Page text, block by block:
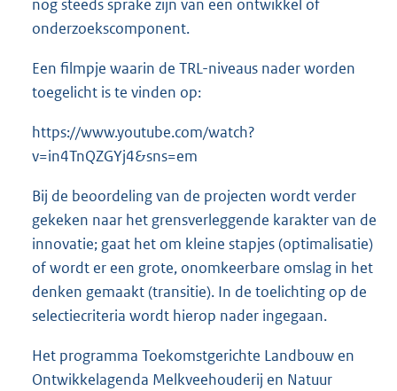
nog steeds sprake zijn van een ontwikkel of
onderzoekscomponent.
Een filmpje waarin de TRL-niveaus nader worden
toegelicht is te vinden op:
https://www.youtube.com/watch?
v=in4TnQZGYj4&sns=em
Bij de beoordeling van de projecten wordt verder
gekeken naar het grensverleggende karakter van de
innovatie; gaat het om kleine stapjes (optimalisatie)
of wordt er een grote, onomkeerbare omslag in het
denken gemaakt (transitie). In de toelichting op de
selectiecriteria wordt hierop nader ingegaan.
Het programma Toekomstgerichte Landbouw en
Ontwikkelagenda Melkveehouderij en Natuur